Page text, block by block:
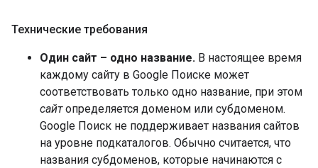
Технические требования
Один сайт – одно название. В настоящее время
каждому сайту в Google Поиске может
соответствовать только одно название, при этом
сайтопределяется доменом или субдоменом.
Google Поиск не поддерживает названия сайтов
на уровне подкаталогов. Обычно считается, что
названия субдоменов, которые начинаются с